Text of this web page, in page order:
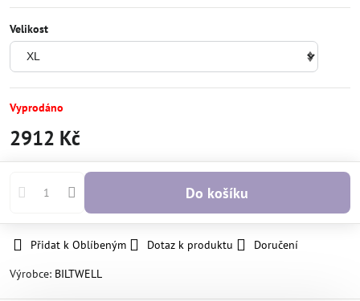
Velikost
Vyprodáno
2912 Kč
Do košíku
Přidat k Oblíbeným Dotaz k produktu
Doručení
Výrobce: BILTWELL